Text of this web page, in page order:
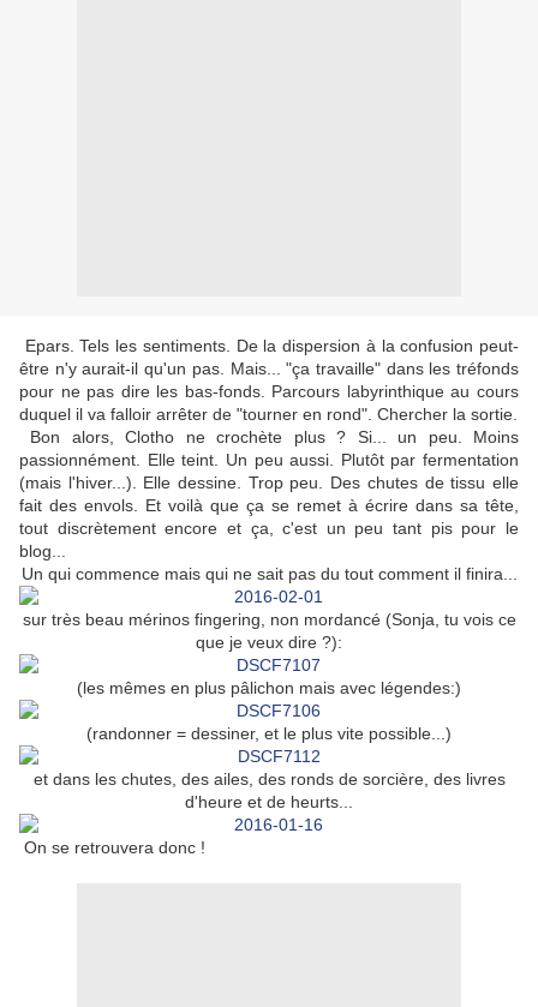
Epars. Tels les sentiments. De la dispersion à la confusion peut-
être n'y aurait-il qu'un pas. Mais... "ça travaille" dans les tréfonds
pour ne pas dire les bas-fonds. Parcours labyrinthique au cours
duquel il va falloir arrêter de "tourner en rond". Chercher la sortie.
Bon alors, Clotho ne crochète plus ? Si... un peu. Moins
passionnément. Elle teint. Un peu aussi. Plutôt par fermentation
(mais l'hiver...). Elle dessine. Trop peu. Des chutes de tissu elle
fait des envols. Et voilà que ça se remet à écrire dans sa tête,
tout discrètement encore et ça, c'est un peu tant pis pour le
blog...
Un qui commence mais qui ne sait pas du tout comment il finira...
sur très beau mérinos fingering, non mordancé (Sonja, tu vois ce
que je veux dire ?):
(les mêmes en plus pâlichon mais avec légendes:)
(randonner = dessiner, et le plus vite possible...)
et dans les chutes, des ailes, des ronds de sorcière, des livres
d'heure et de heurts...
On se retrouvera donc !